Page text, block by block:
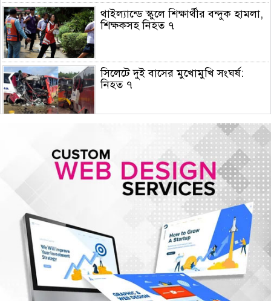
থাইল্যান্ডে স্কুলে শিক্ষার্থীর বন্দুক হামলা,
শিক্ষকসহ নিহত ৭
সিলেটে দুই বাসের মুখোমুখি সংঘর্ষ:
নিহত ৭
রাষ্ট্রপতি নির্বাচনের তফসিল ঘোষণা:
নির্বাচন ২০ আগস্ট, ভোটার ৩৪৯ জন
স্বায়ত্তশাসিত প্রতিষ্ঠান হচ্ছে বিটিভি-
বাংলাদেশ বেতার
৯ সেপ্টেম্বর থেকে লং মার্চ-রেলযাত্রার
কর্মসূচি, ১৪ নভেম্বরে ঢাকায় মহাসমাবেশ